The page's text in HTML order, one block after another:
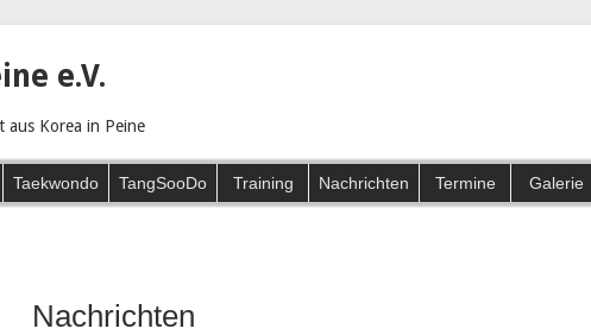
e.V.
aus Korea in Peine
Taekwondo TangSooDo Training Nachrichten Termine Galerie
Nachrichten